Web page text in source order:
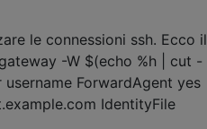
le connessioni ssh. Ecco il
-W $(echo %h | cut -
ForwardAgent yes
IdentityFile